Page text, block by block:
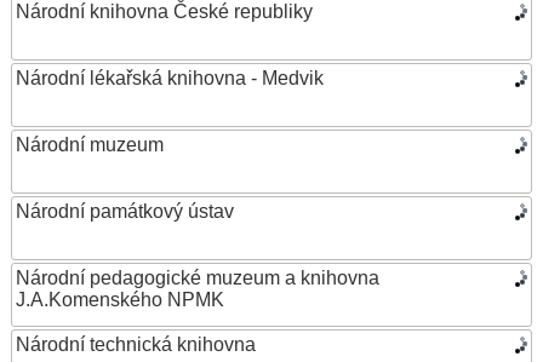
Národní knihovna České republiky
Národní lékařská knihovna - Medvik
Národní muzeum
Národní památkový ústav
Národní pedagogické muzeum a knihovna
J.A.Komenského NPMK
Národní technická knihovna